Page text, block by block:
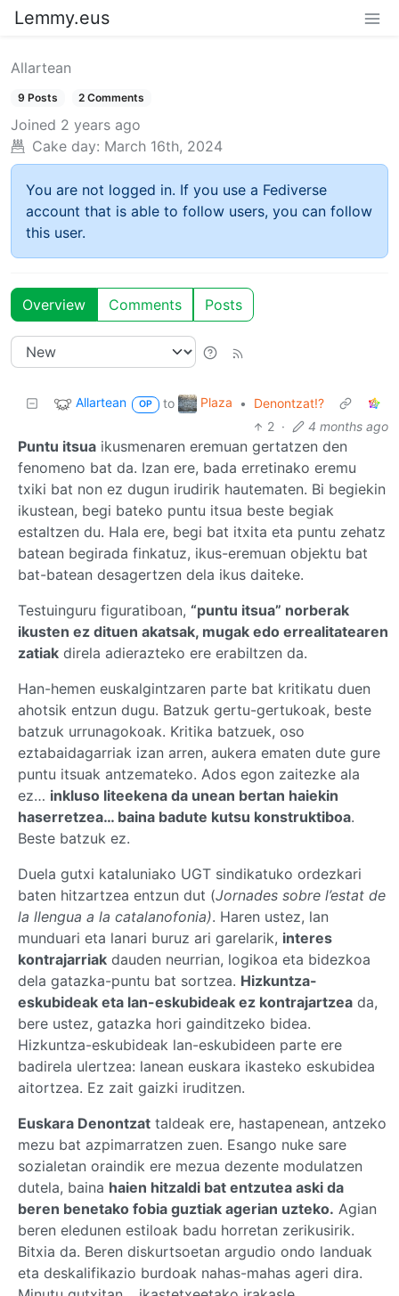
Lemmy.eus
Allartean
9 Posts 2 Comments
Joined 2 years ago
Cake day: March 16th, 2024
You are not logged in. If you use a Fediverse
account that is able to follow users, you can follow
this user.
Overview Comments Posts
Allartean OP to Plaza •
Denontzat!?
2 · 4 months ago
Puntu itsua ikusmenaren eremuan gertatzen den
fenomeno bat da. Izan ere, bada erretinako eremu
txiki bat non ez dugun irudirik hautematen. Bi begiekin
ikustean, begi bateko puntu itsua beste begiak
estaltzen du. Hala ere, begi bat itxita eta puntu zehatz
batean begirada finkatuz, ikus-eremuan objektu bat
bat-batean desagertzen dela ikus daiteke.
Testuinguru figuratiboan, “puntu itsua” norberak
ikusten ez dituen akatsak, mugak edo errealitatearen
zatiak direla adierazteko ere erabiltzen da.
Han-hemen euskalgintzaren parte bat kritikatu duen
ahotsik entzun dugu. Batzuk gertu-gertukoak, beste
batzuk urrunagokoak. Kritika batzuek, oso
eztabaidagarriak izan arren, aukera ematen dute gure
puntu itsuak antzemateko. Ados egon zaitezke ala
ez… inkluso liteekena da unean bertan haiekin
haserretzea… baina badute kutsu konstruktiboa.
Beste batzuk ez.
Duela gutxi kataluniako UGT sindikatuko ordezkari
baten hitzartzea entzun dut (Jornades sobre l’estat de
la llengua a la catalanofonia). Haren ustez, lan
munduari eta lanari buruz ari garelarik, interes
kontrajarriak dauden neurrian, logikoa eta bidezkoa
dela gatazka-puntu bat sortzea. Hizkuntza-
eskubideak eta lan-eskubideak ez kontrajartzea da,
bere ustez, gatazka hori gainditzeko bidea.
Hizkuntza-eskubideak lan-eskubideen parte ere
badirela ulertzea: lanean euskara ikasteko eskubidea
aitortzea. Ez zait gaizki iruditzen.
Euskara Denontzat taldeak ere, hastapenean, antzeko
mezu bat azpimarratzen zuen. Esango nuke sare
sozialetan oraindik ere mezua dezente modulatzen
dutela, baina haien hitzaldi bat entzutea aski da
beren benetako fobia guztiak agerian uzteko. Agian
beren eledunen estiloak badu horretan zerikusirik.
Bitxia da. Beren diskurtsoetan argudio ondo landuak
eta deskalifikazio burdoak nahas-mahas ageri dira.